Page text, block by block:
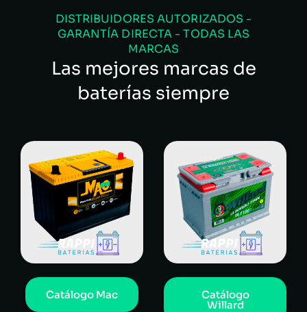
DISTRIBUIDORES AUTORIZADOS -
GARANTÍA DIRECTA - TODAS LAS
MARCAS
Las mejores marcas de
baterías siempre
Catálogo Mac Catálogo
Willard